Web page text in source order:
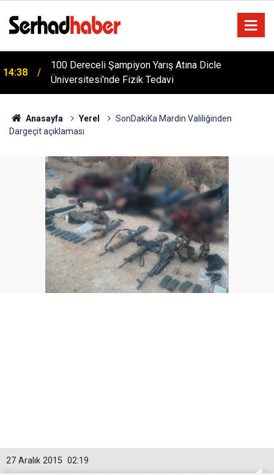
100 Dereceli Şampiyon Yarış Atına Dicle
Üniversitesi'nde Fizik Tedavi
04:20
Türkiye'yi Değiştiren Lider Turgut Özal'ın Asıl
Mesleği Ne? Şaşırtan Mühendislik Hikayesi
Anasayfa Yerel
SonDakiKa Mardin Valiliğinden
Dargeçit açıklaması
02:19
27 Aralık 2015